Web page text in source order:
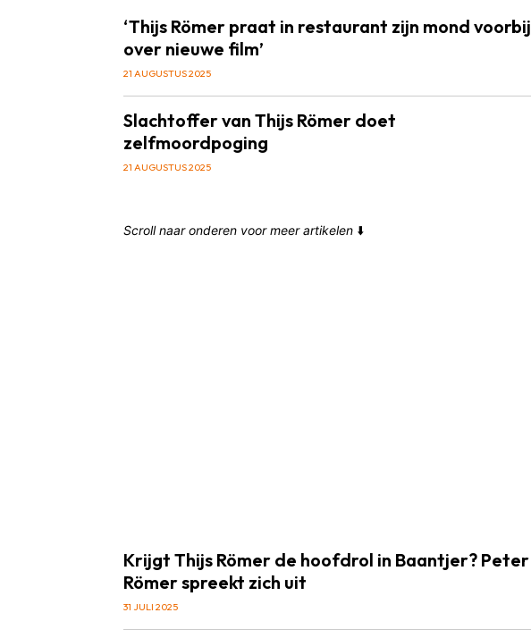
‘Thijs Römer praat in restaurant zijn mond voorbij
over nieuwe film’
21 AUGUSTUS 2025
Slachtoffer van Thijs Römer doet
zelfmoordpoging
21 AUGUSTUS 2025
Scroll naar onderen voor meer artikelen ⬇️
Krijgt Thijs Römer de hoofdrol in Baantjer? Peter
Römer spreekt zich uit
31 JULI 2025